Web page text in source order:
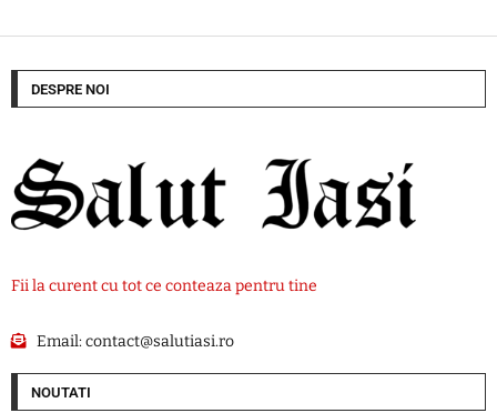
DESPRE NOI
Fii la curent cu tot ce conteaza pentru tine
Email:contact@salutiasi.ro
NOUTATI